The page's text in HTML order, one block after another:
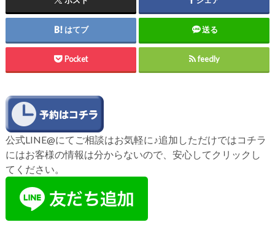
はてブ 送る
Pocket feedly
公式LINE@にてご相談はお気軽に♪追加しただけではコチラ
にはお客様の情報は分からないので、安心してクリックし
てください。